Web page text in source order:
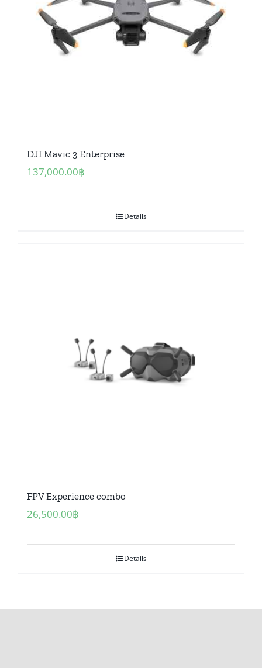
DJI Mavic 3 Enterprise
137,000.00฿
Details
FPV Experience combo
26,500.00฿
Details